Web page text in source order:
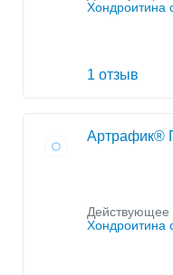
Хондроитина
1 отзыв
Артрафик®
Действующее
Хондроитина